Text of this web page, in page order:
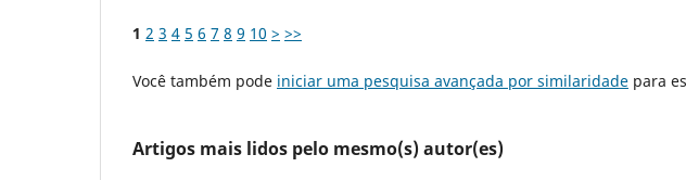
1 2 3 4 5 6 7 8 9 10 > >>
Você também pode iniciar uma pesquisa avançada por similaridade para
Artigos mais lidos pelo mesmo(s) autor(es)